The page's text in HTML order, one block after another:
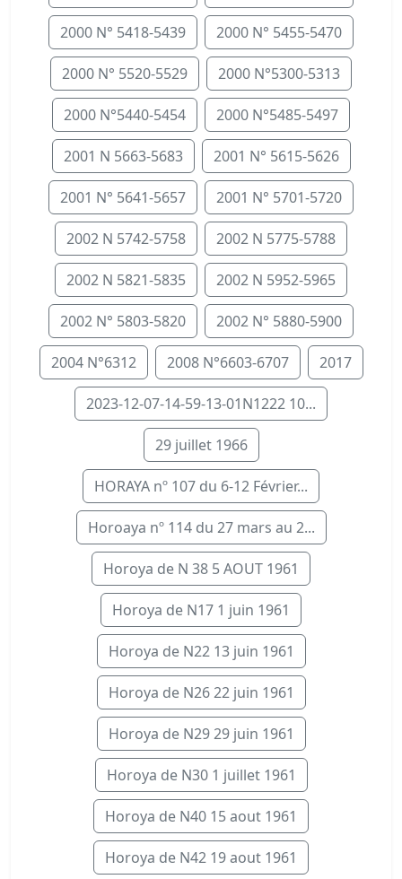
2000 N° 5418-5439 2000 N° 5455-5470
2000 N° 5520-5529 2000 N°5300-5313
2000 N°5440-5454 2000 N°5485-5497
2001 N 5663-5683 2001 N° 5615-5626
2001 N° 5641-5657 2001 N° 5701-5720
2002 N 5742-5758 2002 N 5775-5788
2002 N 5821-5835 2002 N 5952-5965
2002 N° 5803-5820 2002 N° 5880-5900
2004 N°6312 2008 N°6603-6707 2017
2023-12-07-14-59-13-01N1222 10...
29 juillet 1966
HORAYA nº 107 du 6-12 Février...
Horoaya nº 114 du 27 mars au 2...
Horoya de N 38 5 AOUT 1961
Horoya de N17 1 juin 1961
Horoya de N22 13 juin 1961
Horoya de N26 22 juin 1961
Horoya de N29 29 juin 1961
Horoya de N30 1 juillet 1961
Horoya de N40 15 aout 1961
Horoya de N42 19 aout 1961